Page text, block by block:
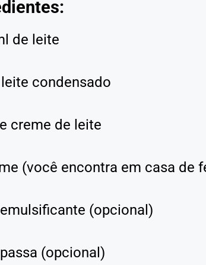
de leite
condensado
creme de leite
(você encontra em casa de
(opcional)
(opcional)